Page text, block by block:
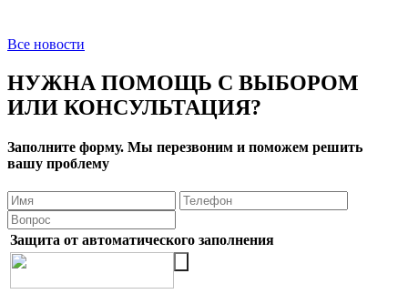
Все новости
НУЖНА ПОМОЩЬ С ВЫБОРОМ
ИЛИ КОНСУЛЬТАЦИЯ?
Заполните форму. Мы перезвоним и поможем решить
вашу проблему
Защита от автоматического заполнения